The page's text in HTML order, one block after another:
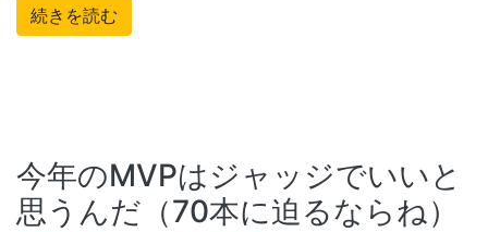
続きを読む
今年のMVPはジャッジでいいと
思うんだ（70本に迫るならね）